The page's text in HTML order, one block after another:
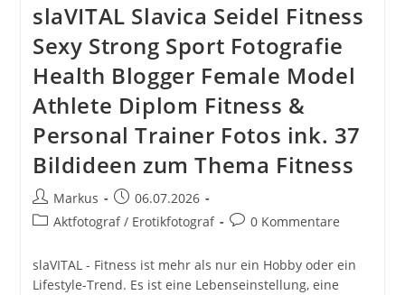
slaVITAL Slavica Seidel Fitness
Sexy Strong Sport Fotografie
Health Blogger Female Model
Athlete Diplom Fitness &
Personal Trainer Fotos ink. 37
Bildideen zum Thema Fitness
Beitrags-
Autor:
Markus
Beitrag
veröffentlicht:
06.07.2026
Beitrags-
Aktfotograf / Erotikfotograf
Beitrags-
0 Kommentare
slaVITAL - Fitness ist mehr als nur ein Hobby oder ein
Lifestyle-Trend. Es ist eine Lebenseinstellung, eine